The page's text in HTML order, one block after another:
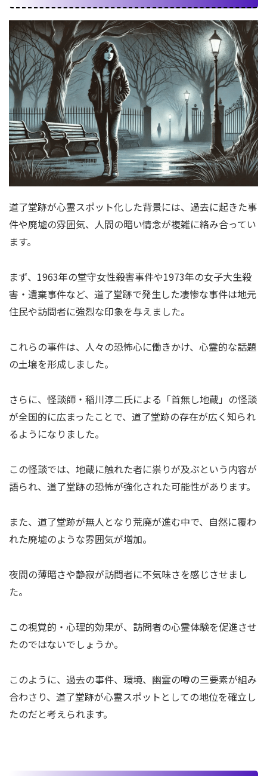
道了堂跡が心霊スポット化した背景には、過去に起きた事
件や廃墟の雰囲気、人間の暗い情念が複雑に絡み合ってい
ます。
まず、1963年の堂守女性殺害事件や1973年の女子大生殺
害・遺棄事件など、道了堂跡で発生した凄惨な事件は地元
住民や訪問者に強烈な印象を与えました。
これらの事件は、人々の恐怖心に働きかけ、心霊的な話題
の土壌を形成しました。
さらに、怪談師・稲川淳二氏による「首無し地蔵」の怪談
が全国的に広まったことで、道了堂跡の存在が広く知られ
るようになりました。
この怪談では、地蔵に触れた者に祟りが及ぶという内容が
語られ、道了堂跡の恐怖が強化された可能性があります。
また、道了堂跡が無人となり荒廃が進む中で、自然に覆わ
れた廃墟のような雰囲気が増加。
夜間の薄暗さや静寂が訪問者に不気味さを感じさせまし
た。
この視覚的・心理的効果が、訪問者の心霊体験を促進させ
たのではないでしょうか。
このように、過去の事件、環境、幽霊の噂の三要素が組み
合わさり、道了堂跡が心霊スポットとしての地位を確立し
たのだと考えられます。